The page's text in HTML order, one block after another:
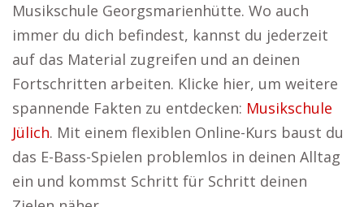
Musikschule Georgsmarienhütte. Wo auch
immer du dich befindest, kannst du jederzeit
auf das Material zugreifen und an deinen
Fortschritten arbeiten. Klicke hier, um weitere
spannende Fakten zu entdecken: Musikschule
Jülich. Mit einem flexiblen Online-Kurs baust du
das E-Bass-Spielen problemlos in deinen Alltag
ein und kommst Schritt für Schritt deinen